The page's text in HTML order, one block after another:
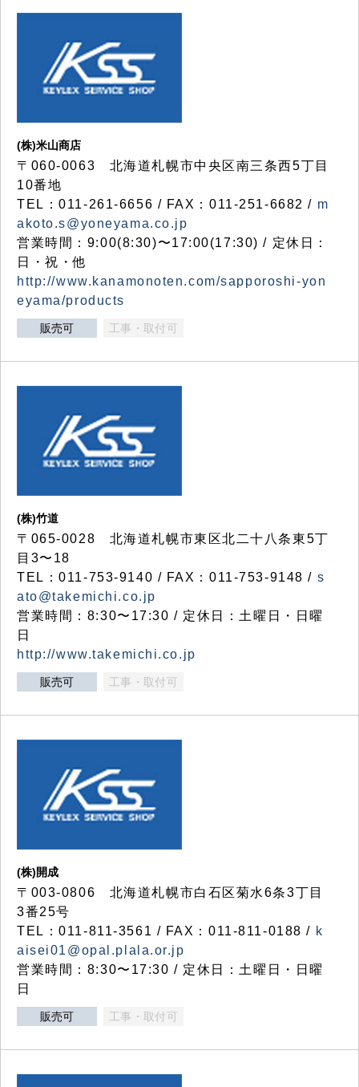
(株)米山商店
〒060-0063 北海道札幌市中央区南三条西5丁目
10番地
TEL：011-261-6656 / FAX：011-251-6682 / m
akoto.s@yoneyama.co.jp
営業時間：9:00(8:30)〜17:00(17:30) / 定休日：
日・祝・他
http://www.kanamonoten.com/sapporoshi-yon
eyama/products
販売可 工事・取付可
(株)竹道
〒065-0028 北海道札幌市東区北二十八条東5丁
目3〜18
TEL：011-753-9140 / FAX：011-753-9148 / s
ato@takemichi.co.jp
営業時間：8:30〜17:30 / 定休日：土曜日・日曜
日
http://www.takemichi.co.jp
販売可 工事・取付可
(株)開成
〒003-0806 北海道札幌市白石区菊水6条3丁目
3番25号
TEL：011-811-3561 / FAX：011-811-0188 / k
aisei01@opal.plala.or.jp
営業時間：8:30〜17:30 / 定休日：土曜日・日曜
日
販売可 工事・取付可